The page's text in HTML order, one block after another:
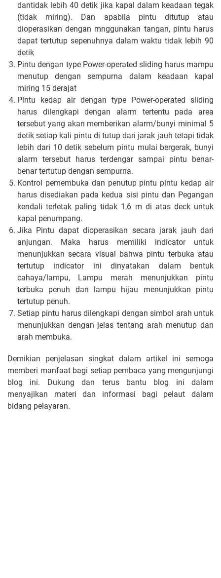
dantidak lebih 40 detik jika kapal dalam keadaan tegak
(tidak miring). Dan apabila pintu ditutup atau
dioperasikan dengan mnggunakan tangan, pintu harus
dapat tertutup sepenuhnya dalam waktu tidak lebih 90
detik
Pintu dengan type Power-operated sliding harus mampu
menutup dengan sempurna dalam keadaan kapal
miring 15 derajat
Pintu kedap air dengan type Power-operated sliding
harus dilengkapi dengan alarm tertentu pada area
tersebut yang akan memberikan alarm/bunyi minimal 5
detik setiap kali pintu di tutup dari jarak jauh tetapi tidak
lebih dari 10 detik sebelum pintu mulai bergerak, bunyi
alarm tersebut harus terdengar sampai pintu benar-
benar tertutup dengan sempurna.
Kontrol pemembuka dan penutup pintu pintu kedap air
harus disediakan pada kedua sisi pintu dan Pegangan
kendali terletak paling tidak 1,6 m di atas deck untuk
kapal penumpang.
Jika Pintu dapat dioperasikan secara jarak jauh dari
anjungan. Maka harus memiliki indicator untuk
menunjukkan secara visual bahwa pintu terbuka atau
tertutup indicator ini dinyatakan dalam bentuk
cahaya/lampu, Lampu merah menunjukkan pintu
terbuka penuh dan lampu hijau menunjukkan pintu
tertutup penuh.
Setiap pintu harus dilengkapi dengan simbol arah untuk
menunjukkan dengan jelas tentang arah menutup dan
arah membuka.
Demikian penjelasan singkat dalam artikel ini semoga
memberi manfaat bagi setiap pembaca yang mengunjungi
blog ini. Dukung dan terus bantu blog ini dalam
menyajikan materi dan informasi bagi pelaut dalam
bidang pelayaran.